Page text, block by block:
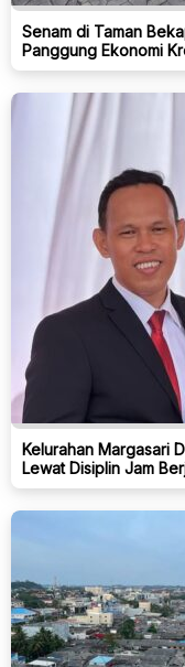
Senam di Taman
Panggung Ekonomi
Kelurahan Margasari
Lewat Disiplin Jam